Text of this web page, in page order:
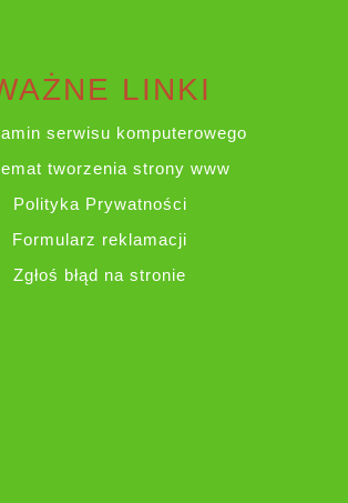
LINKI
serwisu komputerowego
tworzenia strony www
Polityka Prywatności
Formularz reklamacji
Zgłoś błąd na stronie